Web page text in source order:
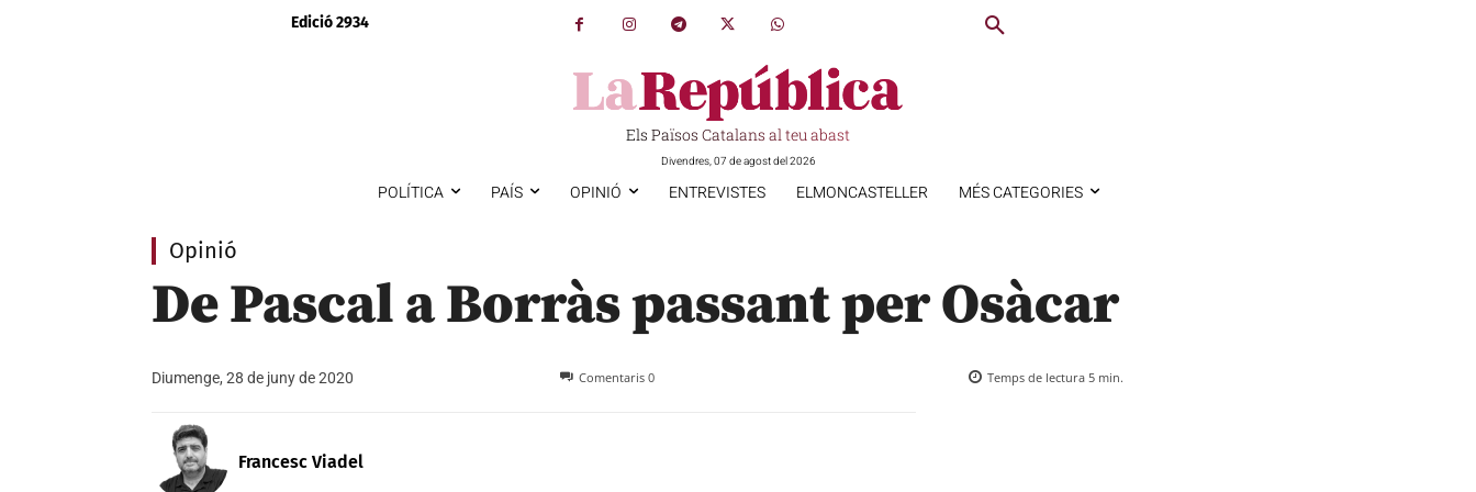
Edició 2934
Els Països Catalans al teu abast
Divendres, 07 de agost del 2026
POLÍTICA PAÍS OPINIÓ ENTREVISTES ELMONCASTELLER MÉS CATEGORIES
Opinió
De Pascal a Borràs passant per Osàcar
Diumenge, 28 de juny de 2020 Comentaris 0 Temps de lectura 5 min.
Francesc Viadel